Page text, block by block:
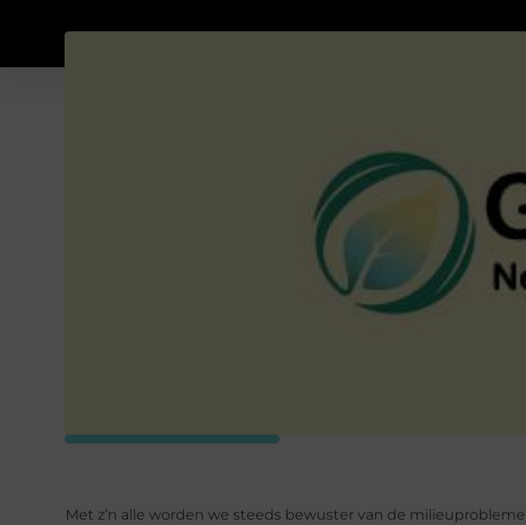
Met z’n alle worden we steeds bewuster van de